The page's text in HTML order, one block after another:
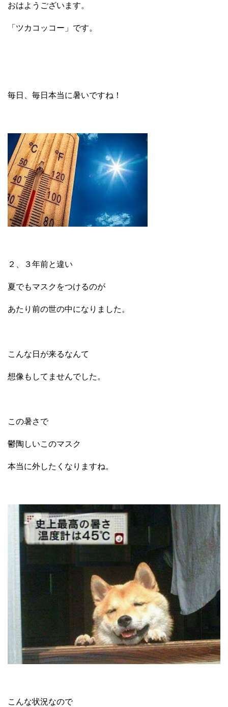
おはようございます。
「ツカコッコー」です。
毎日、毎日本当に暑いですね！
２、３年前と違い
夏でもマスクをつけるのが
あたり前の世の中になりました。
こんな日が来るなんて
想像もしてませんでした。
この暑さで
鬱陶しいこのマスク
本当に外したくなりますね。
こんな状況なので